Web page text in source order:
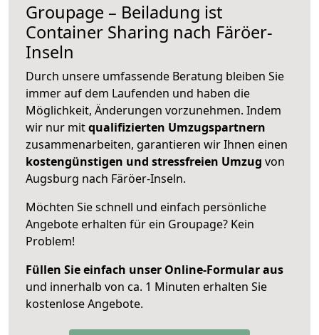
Groupage – Beiladung ist
Container Sharing nach Färöer-
Inseln
Durch unsere umfassende Beratung bleiben Sie
immer auf dem Laufenden und haben die
Möglichkeit, Änderungen vorzunehmen. Indem
wir nur mitqualifizierten Umzugspartnern
zusammenarbeiten, garantieren wir Ihnen einen
kostengünstigen und stressfreien Umzug von
Augsburg nach Färöer-Inseln.
Möchten Sie schnell und einfach persönliche
Angebote erhalten für ein Groupage? Kein
Problem!
Füllen Sie einfach unser Online-Formular aus
und innerhalb von ca. 1 Minuten erhalten Sie
kostenlose Angebote.